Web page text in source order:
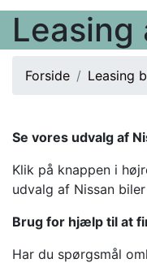
Leasing
Forside Leasing
Se vores udvalg af
Klik på knappen i
udvalg af Nissan
Brug for hjælp til at
Har du spørgsmål